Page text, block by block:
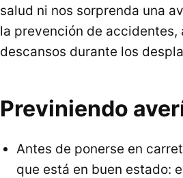
salud ni nos sorprenda una
la prevención de accidentes,
descansos durante los
Previniendo
Antes de ponerse en
que está en buen estado: